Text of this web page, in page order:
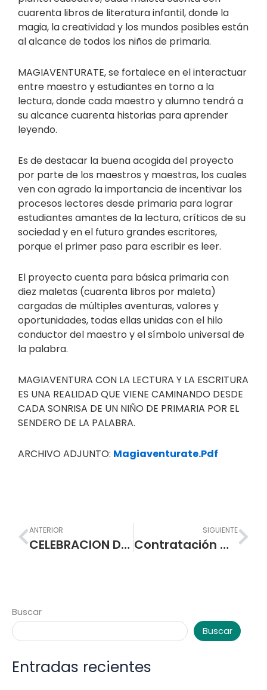
cuarenta libros de literatura infantil, donde la
magia, la creatividad y los mundos posibles están
al alcance de todos los niños de primaria.
MAGIAVENTURATE, se fortalece en el interactuar
entre maestro y estudiantes en torno a la
lectura, donde cada maestro y alumno tendrá a
su alcance cuarenta historias para aprender
leyendo.
Es de destacar la buena acogida del proyecto
por parte de los maestros y maestras, los cuales
ven con agrado la importancia de incentivar los
procesos lectores desde primaria para lograr
estudiantes amantes de la lectura, críticos de su
sociedad y en el futuro grandes escritores,
porque el primer paso para escribir es leer.
El proyecto cuenta para básica primaria con
diez maletas (cuarenta libros por maleta)
cargadas de múltiples aventuras, valores y
oportunidades, todas ellas unidas con el hilo
conductor del maestro y el símbolo universal de
la palabra.
MAGIAVENTURA CON LA LECTURA Y LA ESCRITURA
ES UNA REALIDAD QUE VIENE CAMINANDO DESDE
CADA SONRISA DE UN NIÑO DE PRIMARIA POR EL
SENDERO DE LA PALABRA.
ARCHIVO ADJUNTO: Magiaventurate.Pdf
Prev
ANTERIOR
CELEBRACION DEL DIA DEL IDIOMA EN LA ESCUELA NORMAL SUPERIOR DE PASTO
SIGUIENTE
Contratación Mínima Cuantía – Servicios de construcción marina
Buscar
Buscar
Entradas recientes